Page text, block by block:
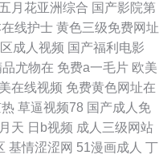
人 老司机综合网 四区五区福利
五月婷婷不卡网 白丝喷水后入
品久久 欧美色淫网 影音先锋黄
肏屄 a日韩v 欧美地址一二三 先
五月花亚洲综合 国产影院第
在线护士 黄色三级免费网址
成人视频 国产福利电影
品尤物在 免费a一毛片 欧美
在线视频 免费黄色网址在
草逼视频78 国产成人免
天 日b视频 成人三级网站
基情涩涩网 51漫画成人 丁